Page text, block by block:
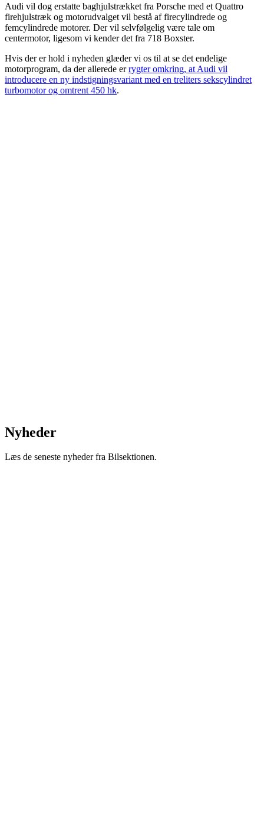
Audi vil dog erstatte baghjulstrækket fra Porsche med et Quattro
firehjulstræk og motorudvalget vil bestå af firecylindrede og
femcylindrede motorer. Der vil selvfølgelig være tale om
centermotor, ligesom vi kender det fra 718 Boxster.
Hvis der er hold i nyheden glæder vi os til at se det endelige
motorprogram, da der allerede errygter omkring, at Audi vil
introducere en ny indstigningsvariant med en treliters sekscylindret
turbomotor og omtrent 450 hk.
Nyheder
Læs de seneste nyheder fra Bilsektionen.